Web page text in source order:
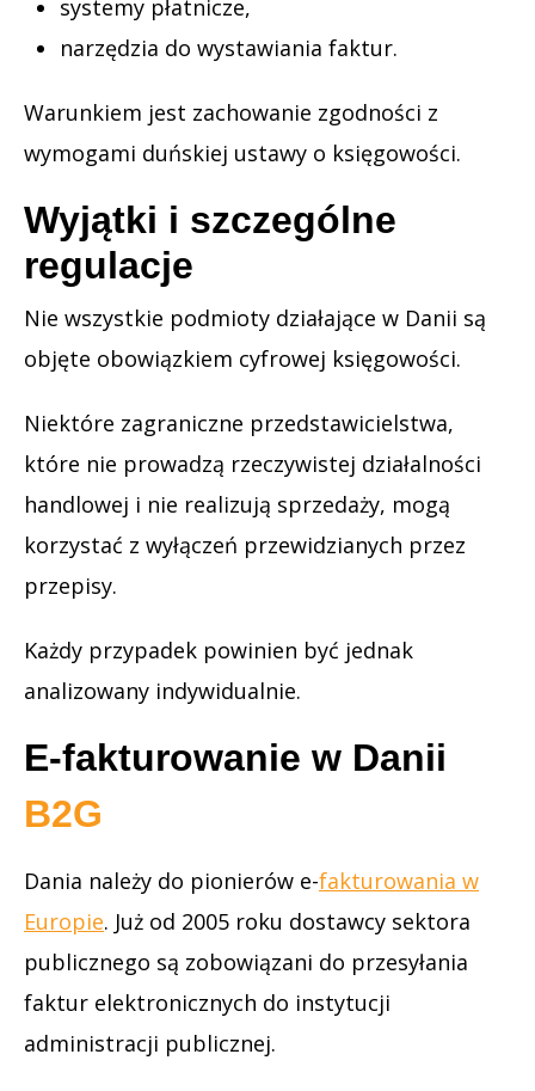
systemy płatnicze,
narzędzia do wystawiania faktur.
Warunkiem jest zachowanie zgodności z
wymogami duńskiej ustawy o księgowości.
Wyjątki i szczególne
regulacje
Nie wszystkie podmioty działające w Danii są
objęte obowiązkiem cyfrowej księgowości.
Niektóre zagraniczne przedstawicielstwa,
które nie prowadzą rzeczywistej działalności
handlowej i nie realizują sprzedaży, mogą
korzystać z wyłączeń przewidzianych przez
przepisy.
Każdy przypadek powinien być jednak
analizowany indywidualnie.
E-fakturowanie w Danii
B2G
Dania należy do pionierów e-fakturowania w
Europie. Już od 2005 roku dostawcy sektora
publicznego są zobowiązani do przesyłania
faktur elektronicznych do instytucji
administracji publicznej.